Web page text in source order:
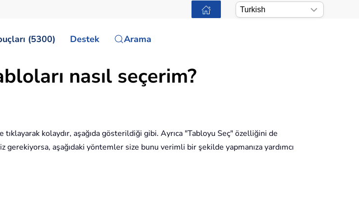
(5300) Destek Arama
nasıl seçerim?
tıklayarak kolaydır, aşağıda gösterildiği gibi. Ayrıca "Tabloyu Seç" özelliğini de
aşağıdaki yöntemler size bunu verimli bir şekilde yapmanıza yardımcı